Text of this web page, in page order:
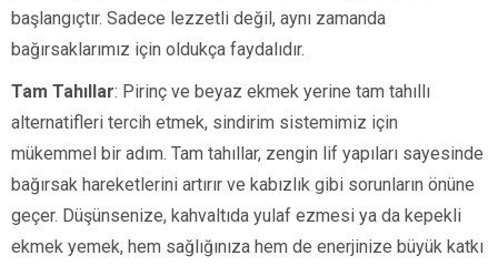
başlangıçtır. Sadece lezzetli değil, aynı zamanda
bağırsaklarımız için oldukça faydalıdır.
Tam Tahıllar: Pirinç ve beyaz ekmek yerine tam tahıllı
alternatifleri tercih etmek, sindirim sistemimiz için
mükemmel bir adım. Tam tahıllar, zengin lif yapıları sayesinde
bağırsak hareketlerini artırır ve kabızlık gibi sorunların önüne
geçer. Düşünsenize, kahvaltıda yulaf ezmesi ya da kepekli
ekmek yemek, hem sağlığınıza hem de enerjinize büyük katkı